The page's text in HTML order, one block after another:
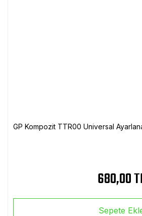
GP Kompozit TTR00 Universal
680,00
Sepete